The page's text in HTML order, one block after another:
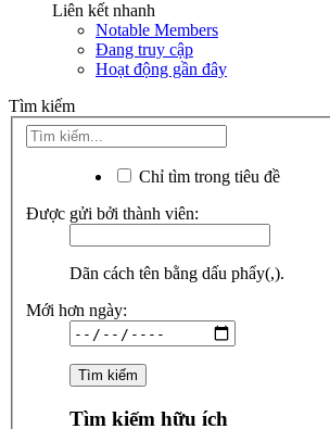
Liên kết nhanh
Notable Members
Đang truy cập
Hoạt động gần đây
Tìm kiếm
Chỉ tìm trong tiêu đề
Được gửi bởi thành viên:
Dãn cách tên bằng dấu phẩy(,).
Mới hơn ngày:
Tìm kiếm hữu ích